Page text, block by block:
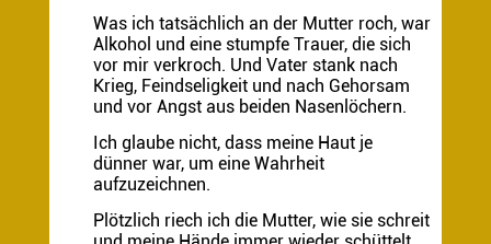
Was ich tatsächlich an der Mutter roch, war
Alkohol und eine stumpfe Trauer, die sich
vor mir verkroch. Und Vater stank nach
Krieg, Feindseligkeit und nach Gehorsam
und vor Angst aus beiden Nasenlöchern.
Ich glaube nicht, dass meine Haut je
dünner war, um eine Wahrheit
aufzuzeichnen.
Plötzlich riech ich die Mutter, wie sie schreit